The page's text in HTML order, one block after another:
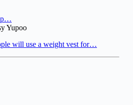
Yupoo
will use a weight vest for…